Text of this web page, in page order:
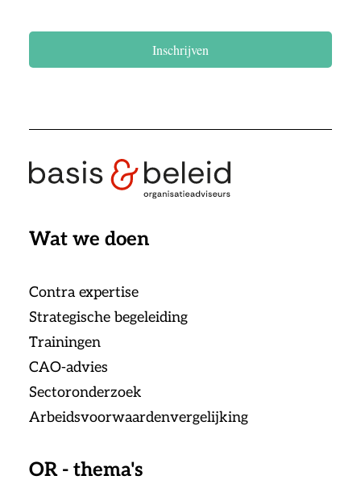
Inschrijven
Wat we doen
Contra expertise
Strategische begeleiding
Trainingen
CAO-advies
Sectoronderzoek
Arbeidsvoorwaardenvergelijking
OR - thema's